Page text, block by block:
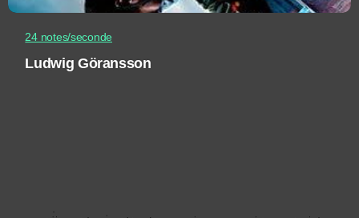
24 notes/seconde
Ludwig Göransson